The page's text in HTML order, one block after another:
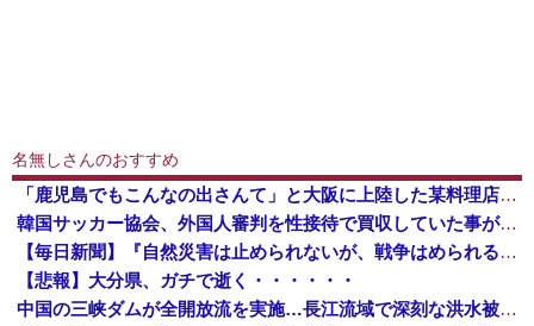
名無しさんのおすすめ
「鹿児島でもこんなの出さんて」と大阪に上陸した某料理店に批判殺到、鹿児島の養鶏家とタッグを組んだところで……
韓国サッカー協会、外国人審判を性接待で買収していた事が判明
【毎日新聞】『自然災害は止められないが、戦争はめられる』イオンモール熊本で被災の高校生平和誓う
【悲報】大分県、ガチで逝く・・・・・・
中国の三峡ダムが全開放流を実施…長江流域で深刻な洪水被害！